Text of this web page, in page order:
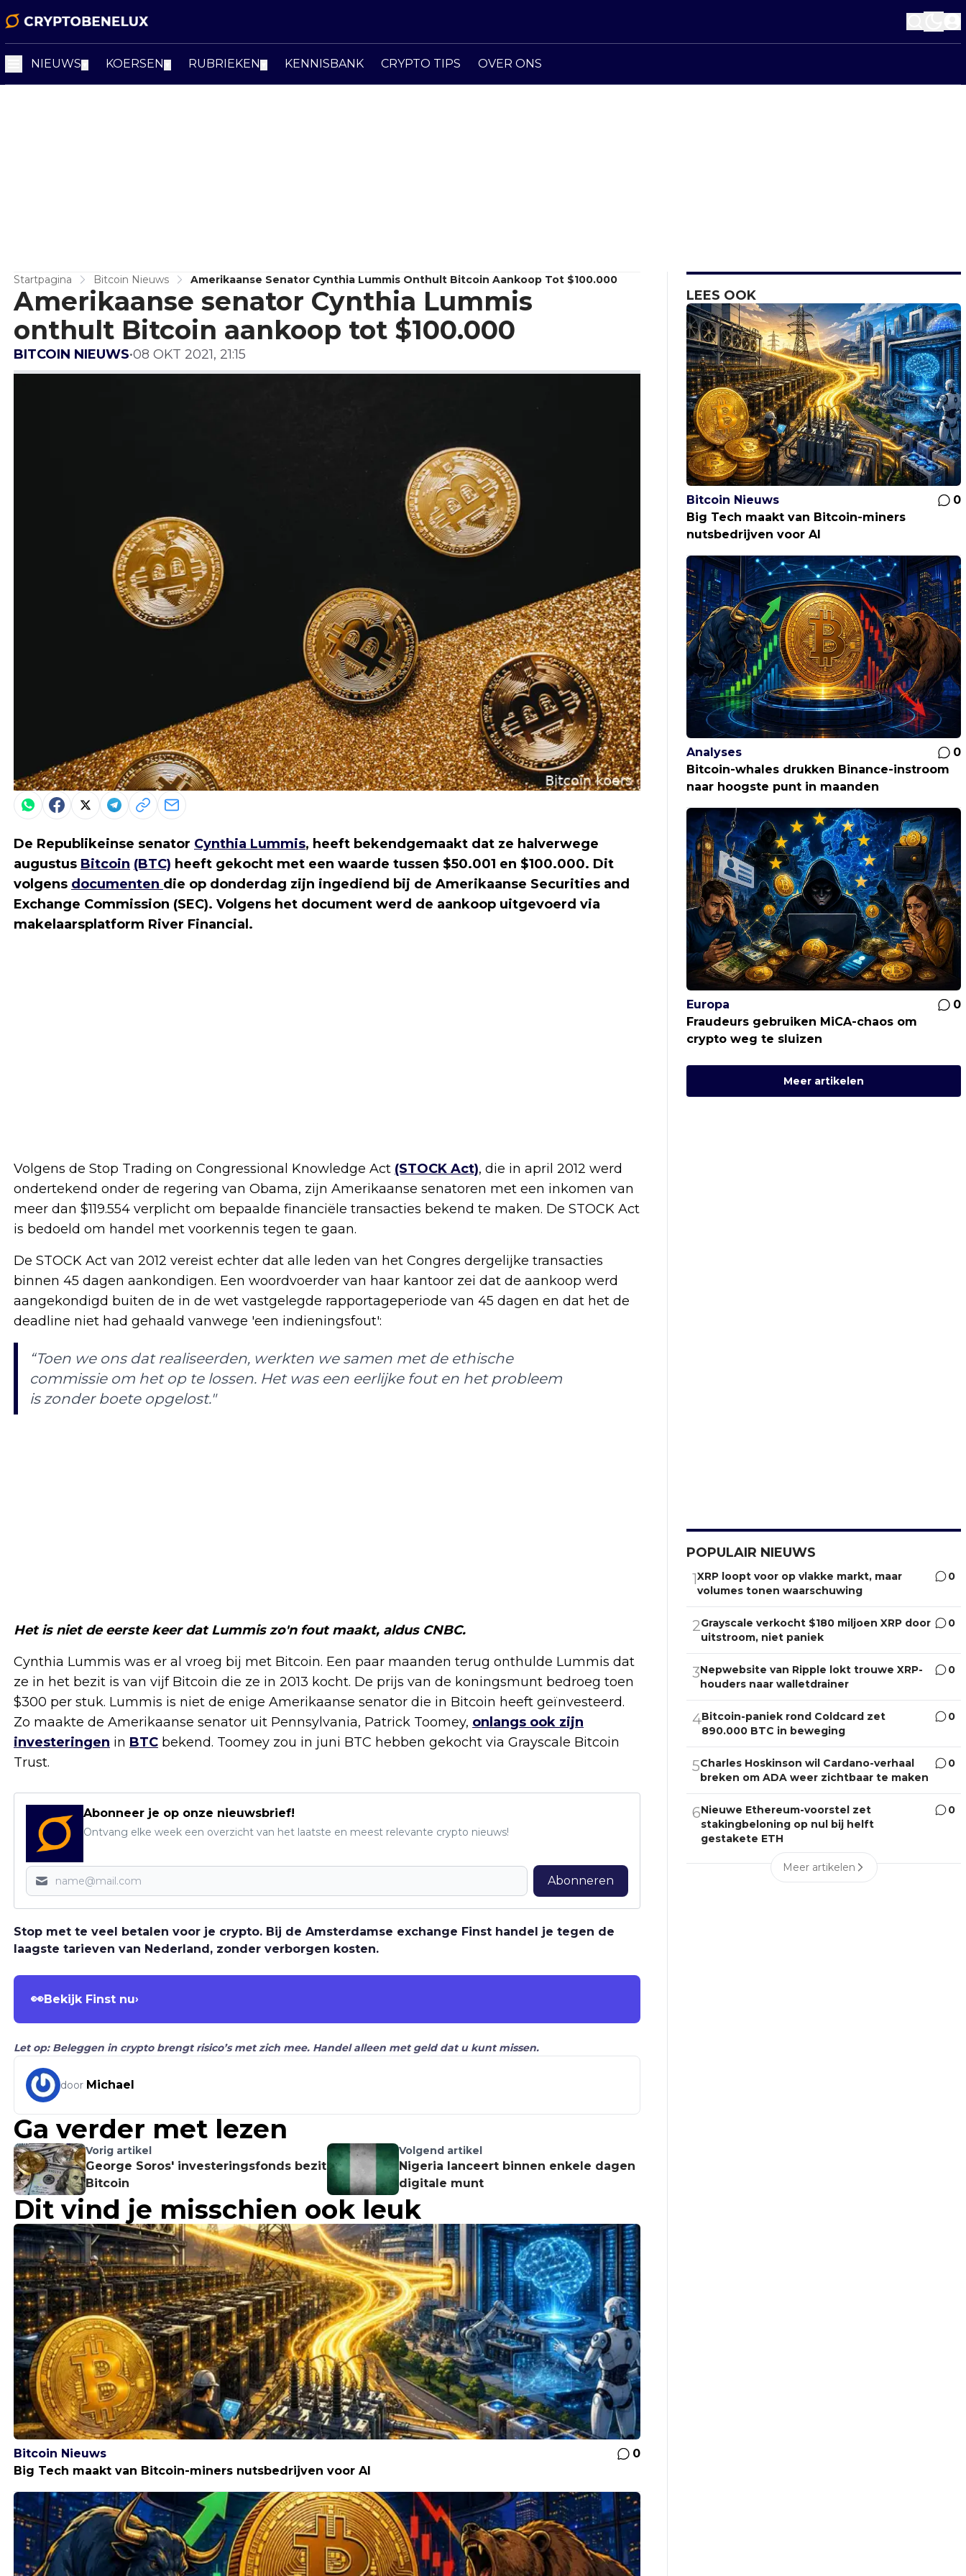
NIEUWS KOERSEN RUBRIEKEN KENNISBANK CRYPTO TIPS OVER ONS
Startpagina Bitcoin Nieuws Amerikaanse Senator Cynthia Lummis Onthult Bitcoin Aankoop Tot $100.000
Amerikaanse senator Cynthia Lummis
onthult Bitcoin aankoop tot $100.000
BITCOIN NIEUWS•08 OKT 2021, 21:15
De Republikeinse senator Cynthia Lummis, heeft bekendgemaakt dat ze halverwege
augustus Bitcoin (BTC) heeft gekocht met een waarde tussen $50.001 en $100.000. Dit
volgens documenten die op donderdag zijn ingediend bij de Amerikaanse Securities and
Exchange Commission (SEC). Volgens het document werd de aankoop uitgevoerd via
makelaarsplatform River Financial.
Volgens de Stop Trading on Congressional Knowledge Act (STOCK Act), die in april 2012 werd
ondertekend onder de regering van Obama, zijn Amerikaanse senatoren met een inkomen van
meer dan $119.554 verplicht om bepaalde financiële transacties bekend te maken. De STOCK Act
is bedoeld om handel met voorkennis tegen te gaan.
De STOCK Act van 2012 vereist echter dat alle leden van het Congres dergelijke transacties
binnen 45 dagen aankondigen. Een woordvoerder van haar kantoor zei dat de aankoop werd
aangekondigd buiten de in de wet vastgelegde rapportageperiode van 45 dagen en dat het de
deadline niet had gehaald vanwege 'een indieningsfout':
“Toen we ons dat realiseerden, werkten we samen met de ethische
commissie om het op te lossen. Het was een eerlijke fout en het probleem
is zonder boete opgelost."
Het is niet de eerste keer dat Lummis zo'n fout maakt, aldus CNBC.
Cynthia Lummis was er al vroeg bij met Bitcoin. Een paar maanden terug onthulde Lummis dat
ze in het bezit is van vijf Bitcoin die ze in 2013 kocht. De prijs van de koningsmunt bedroeg toen
$300 per stuk. Lummis is niet de enige Amerikaanse senator die in Bitcoin heeft geïnvesteerd.
Zo maakte de Amerikaanse senator uit Pennsylvania, Patrick Toomey, onlangs ook zijn
investeringen in BTC bekend. Toomey zou in juni BTC hebben gekocht via Grayscale Bitcoin
Trust.
Abonneer je op onze nieuwsbrief!
Ontvang elke week een overzicht van het laatste en meest relevante crypto nieuws!
Abonneren
Stop met te veel betalen voor je crypto. Bij de Amsterdamse exchange Finst handel je tegen de
laagste tarieven van Nederland, zonder verborgen kosten.
👀Bekijk Finst nu›
Let op: Beleggen in crypto brengt risico’s met zich mee. Handel alleen met geld dat u kunt missen.
door Michael
Ga verder met lezen
Vorig artikel
George Soros' investeringsfonds bezit
Bitcoin
Volgend artikel
Nigeria lanceert binnen enkele dagen
digitale munt
Dit vind je misschien ook leuk
Bitcoin Nieuws
0
Big Tech maakt van Bitcoin-miners nutsbedrijven voor AI
LEES OOK
Bitcoin Nieuws
0
Big Tech maakt van Bitcoin-miners
nutsbedrijven voor AI
Analyses
0
Bitcoin-whales drukken Binance-instroom
naar hoogste punt in maanden
Europa
0
Fraudeurs gebruiken MiCA-chaos om
crypto weg te sluizen
Meer artikelen
POPULAIR NIEUWS
1XRP loopt voor op vlakke markt, maar
volumes tonen waarschuwing
0
2Grayscale verkocht $180 miljoen XRP door
uitstroom, niet paniek
0
3Nepwebsite van Ripple lokt trouwe XRP-
houders naar walletdrainer
0
4Bitcoin-paniek rond Coldcard zet
890.000 BTC in beweging
0
5Charles Hoskinson wil Cardano-verhaal
breken om ADA weer zichtbaar te maken
0
6Nieuwe Ethereum-voorstel zet
stakingbeloning op nul bij helft
gestakete ETH
0
Meer artikelen